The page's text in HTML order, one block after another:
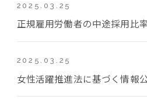
2025.03.25
正規雇用労働者の中途採用比
2025.03.25
女性活躍推進法に基づく情報